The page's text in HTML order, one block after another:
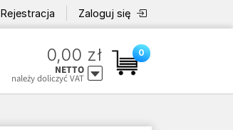
Rejestracja Zaloguj się
0,00 zł
NETTO
należy doliczyć VAT
0